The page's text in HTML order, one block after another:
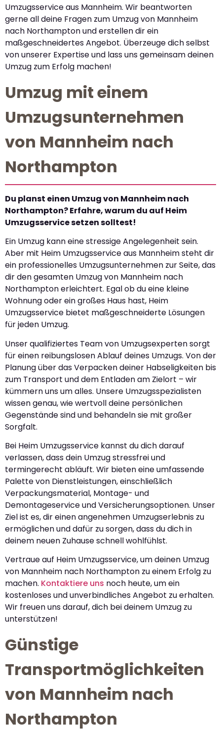
Umzugsservice aus Mannheim. Wir beantworten
gerne all deine Fragen zum Umzug von Mannheim
nach Northampton und erstellen dir ein
maßgeschneidertes Angebot. Überzeuge dich selbst
von unserer Expertise und lass uns gemeinsam deinen
Umzug zum Erfolg machen!
Umzug mit einem
Umzugsunternehmen
von Mannheim nach
Northampton
Du planst einen Umzug von Mannheim nach
Northampton? Erfahre, warum du auf Heim
Umzugsservice setzen solltest!
Ein Umzug kann eine stressige Angelegenheit sein.
Aber mit Heim Umzugsservice aus Mannheim steht dir
ein professionelles Umzugsunternehmen zur Seite, das
dir den gesamten Umzug von Mannheim nach
Northampton erleichtert. Egal ob du eine kleine
Wohnung oder ein großes Haus hast, Heim
Umzugsservice bietet maßgeschneiderte Lösungen
für jeden Umzug.
Unser qualifiziertes Team von Umzugsexperten sorgt
für einen reibungslosen Ablauf deines Umzugs. Von der
Planung über das Verpacken deiner Habseligkeiten bis
zum Transport und dem Entladen am Zielort – wir
kümmern uns um alles. Unsere Umzugsspezialisten
wissen genau, wie wertvoll deine persönlichen
Gegenstände sind und behandeln sie mit großer
Sorgfalt.
Bei Heim Umzugsservice kannst du dich darauf
verlassen, dass dein Umzug stressfrei und
termingerecht abläuft. Wir bieten eine umfassende
Palette von Dienstleistungen, einschließlich
Verpackungsmaterial, Montage- und
Demontageservice und Versicherungsoptionen. Unser
Ziel ist es, dir einen angenehmen Umzugserlebnis zu
ermöglichen und dafür zu sorgen, dass du dich in
deinem neuen Zuhause schnell wohlfühlst.
Vertraue auf Heim Umzugsservice, um deinen Umzug
von Mannheim nach Northampton zu einem Erfolg zu
machen. Kontaktiere uns noch heute, um ein
kostenloses und unverbindliches Angebot zu erhalten.
Wir freuen uns darauf, dich bei deinem Umzug zu
unterstützen!
Günstige
Transportmöglichkeiten
von Mannheim nach
Northampton